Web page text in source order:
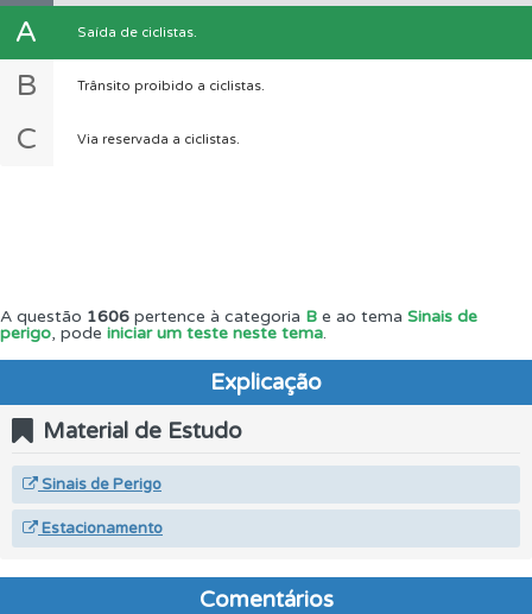
A Saída de ciclistas.
B Trânsito proibido a ciclistas.
C Via reservada a ciclistas.
A questão 1606 pertence à categoria B e ao tema Sinais de
perigo, pode iniciar um teste neste tema.
Explicação
Material de Estudo
Sinais de Perigo
Estacionamento
Comentários